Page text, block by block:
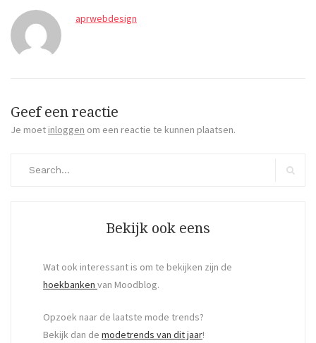
aprwebdesign
Geef een reactie
Je moet inloggen om een reactie te kunnen plaatsen.
Bekijk ook eens
Wat ook interessant is om te bekijken zijn de
hoekbanken van Moodblog.
Opzoek naar de laatste mode trends?
Bekijk dan de modetrends van dit jaar!